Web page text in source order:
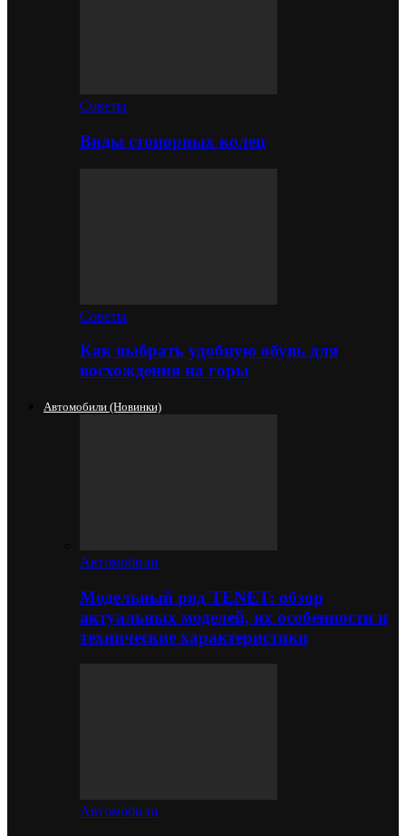
Советы
Виды стопорных колец
Советы
Как выбрать удобную обувь для
восхождения на горы
Автомобили (новинки)
Автомобили
Модельный ряд TENET: обзор
актуальных моделей, их особенности и
технические характеристики
Автомобили